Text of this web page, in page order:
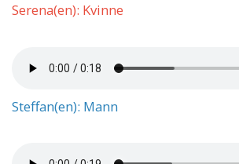
Serena(en): Kvinne
Steffan(en): Mann